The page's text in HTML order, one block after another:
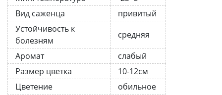
Вид саженца
привитый
Устойчивость к
болезням
средняя
Аромат
слабый
Размер цветка
10-12см
Цветение
обильное